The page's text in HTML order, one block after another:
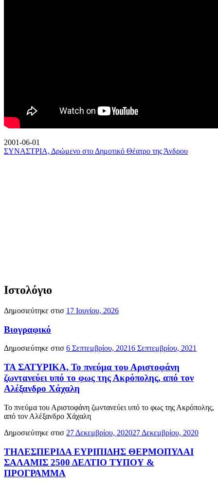
2001-06-01
ΣΥΝΑΣΤΡΙΑ, Δρώμενο στο Δημοτικό Θέατρο της Άνδρου
Ιστολόγιο
Δημοσιεύτηκε στισ 17 Ιουνίου, 2026
Βιογραφικό
Δημοσιεύτηκε στισ 6 Σεπτεμβρίου, 20216 Σεπτεμβρίου, 2021
ΤΑ ΣΑΤΥΡΙΚΑ, Το πνεύμα του Αριστοφάνη
ζωντανεύει υπό το φως της Ακρόπολης, από τον
Αλέξανδρο Χάχαλη
Το πνεύμα του Αριστοφάνη ζωντανεύει υπό το φως της Ακρόπολης,
από τον Αλέξανδρο Χάχαλη
Δημοσιεύτηκε στισ 27 Δεκεμβρίου, 202027 Δεκεμβρίου, 2020
ΤΗΛΕΣΠΕΡΙΔΑ ΕΥΡΙΠΙΔΗΣ ΘΕΡΜΟΠΥΛΑΙ
ΣΑΛΑΜΙΣ 2500 ΔΕΛΤΙΟ ΤΥΠΟΥ &
ΠΡΟΓΡΑΜΜΑ